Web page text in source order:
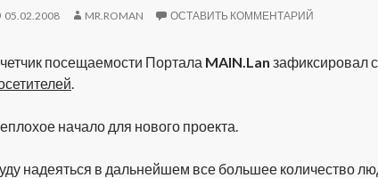
05.02.2008 MR.ROMAN ОСТАВИТЬ КОММЕНТАРИЙ
посещаемости Портала MAIN.Lan зафиксировал
.
начало для нового проекта.
надеяться в дальнейшем все большее количество